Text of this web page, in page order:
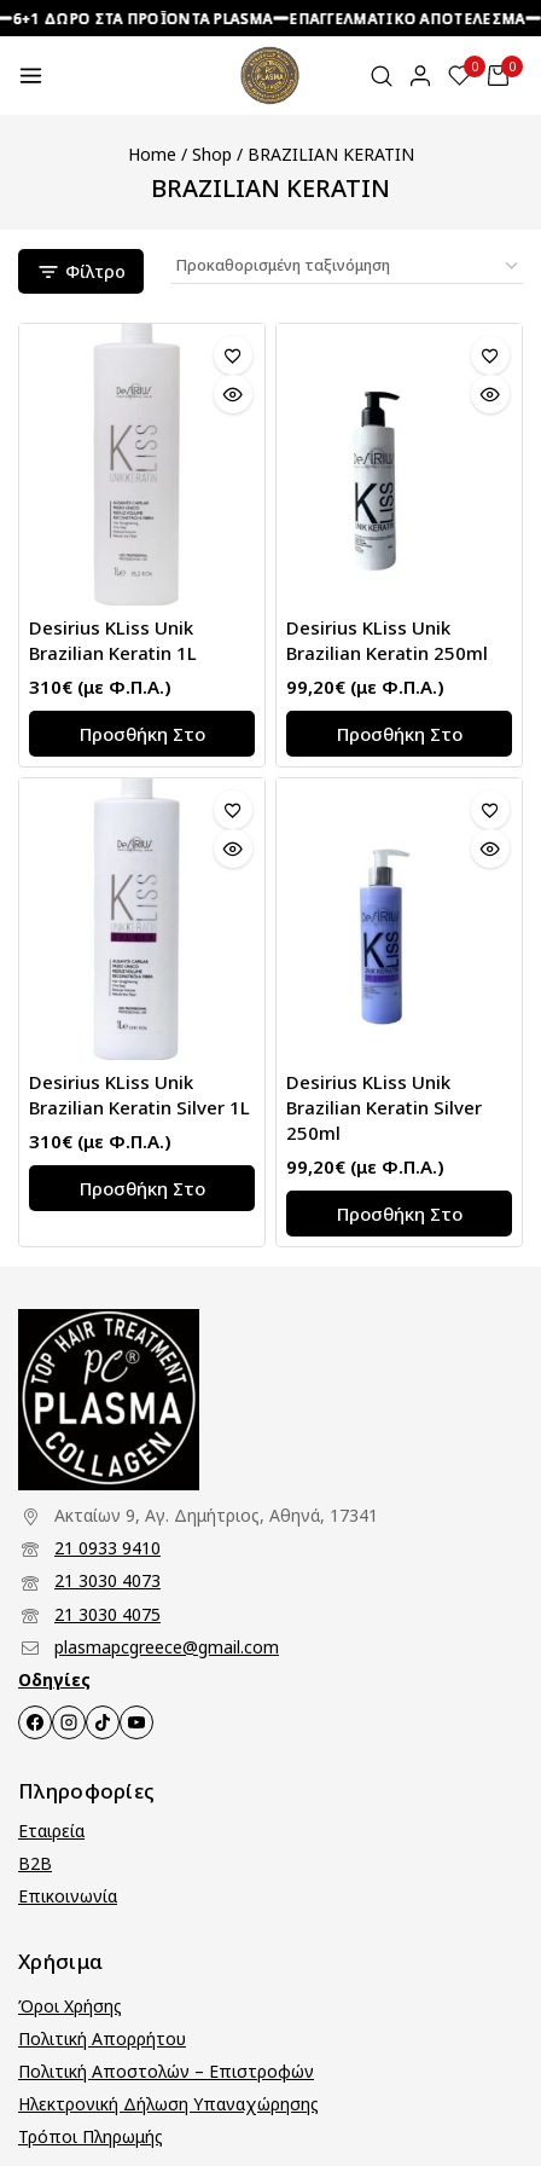
6+1 ΔΩΡΟ ΣΤΑ ΠΡΟΪΟΝΤΑ PLASMA ΕΠΑΓΓΕΛΜΑΤΙΚΟ ΑΠΟΤΕΛΕΣΜΑ
6+1 ΔΩΡΟ ΣΤΑ ΠΡΟΪΟΝΤΑ PLASMA ΕΠΑΓΓΕΛΜΑΤΙΚΟ ΑΠΟΤΕΛΕΣΜΑ
6+1 ΔΩΡΟ ΣΤΑ ΠΡΟΪΟΝΤΑ PLASMA ΕΠΑΓΓΕΛΜΑΤΙΚΟ ΑΠΟΤΕΛΕΣΜΑ
0 0
Home / Shop / BRAZILIAN KERATIN
BRAZILIAN KERATIN
Φίλτρο
Desirius KLiss Unik
Brazilian Keratin 1L
310€ (με Φ.Π.Α.)
Προσθήκη Στο
Καλάθι
Desirius KLiss Unik
Brazilian Keratin 250ml
99,20€ (με Φ.Π.Α.)
Προσθήκη Στο
Καλάθι
Desirius KLiss Unik
Brazilian Keratin Silver 1L
310€ (με Φ.Π.Α.)
Προσθήκη Στο
Desirius KLiss Unik
Brazilian Keratin Silver
250ml
99,20€ (με Φ.Π.Α.)
Προσθήκη Στο
Καλάθι
Ακταίων 9, Αγ. Δημήτριος, Αθηνά, 17341
21 0933 9410
21 3030 4073
21 3030 4075
plasmapcgreece@gmail.com
Οδηγίες
Πληροφορίες
Εταιρεία
B2B
Επικοινωνία
Χρήσιμα
Όροι Χρήσης
Πολιτική Απορρήτου
Πολιτική Αποστολών – Επιστροφών
Ηλεκτρονική Δήλωση Υπαναχώρησης
Τρόποι Πληρωμής